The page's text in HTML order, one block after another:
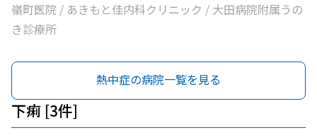
嶺町医院 / あきもと佳内科クリニック / 大田病院附属うの
き診療所
熱中症の病院一覧を見る
下痢 [3件]